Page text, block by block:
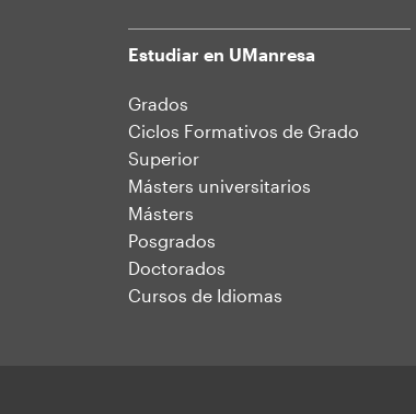
Mapa
web
Estudiar en UManresa
Grados
Ciclos Formativos de Grado
Superior
Másters universitarios
Másters
Posgrados
Doctorados
Cursos de Idiomas